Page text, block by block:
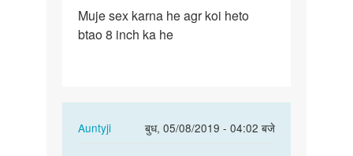
Muje
sex
Muje sex karna he agr koi heto
btao 8 inch ka he
Auntyji
बुध, 05/08/2019 - 04:02 बजे
In